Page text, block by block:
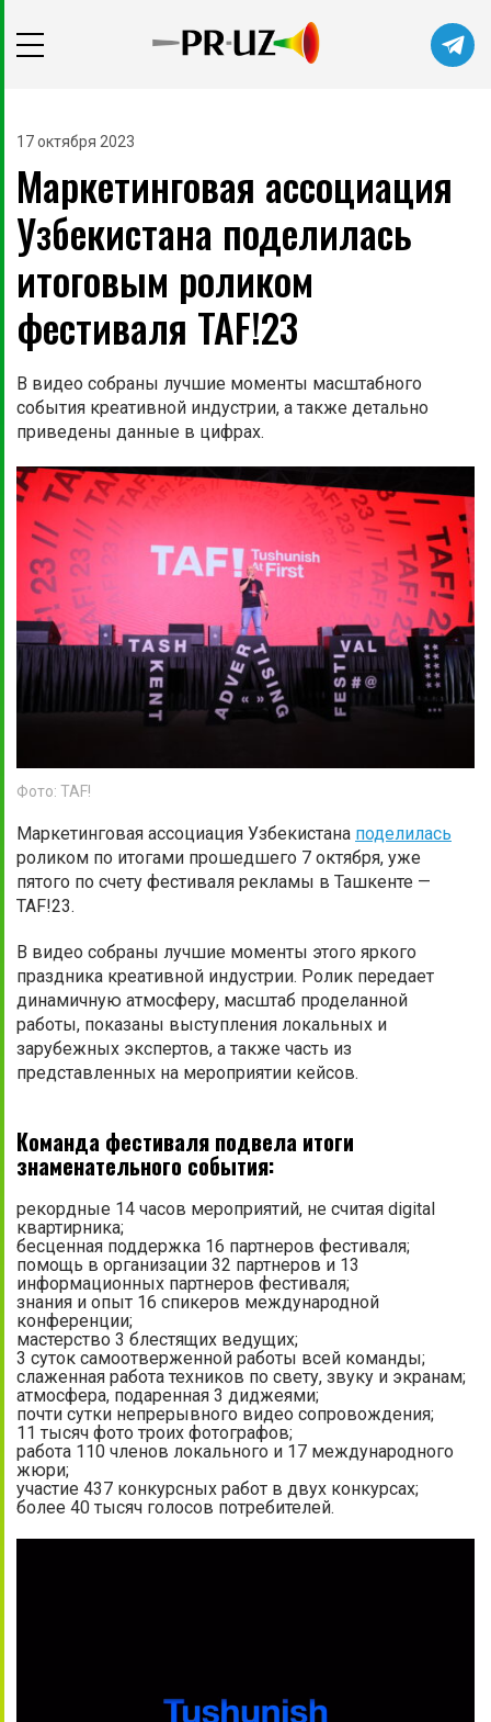
первыми в нашем Telegram-канале
Не сейчас Подписаться
17 октября 2023
Маркетинговая ассоциация
Узбекистана поделилась
итоговым роликом
фестиваля TAF!23
В видео собраны лучшие моменты масштабного
события креативной индустрии, а также детально
приведены данные в цифрах.
Фото: TAF!
Маркетинговая ассоциация Узбекистана поделилась
роликом по итогами прошедшего 7 октября, уже
пятого по счету фестиваля рекламы в Ташкенте —
TAF!23.
В видео собраны лучшие моменты этого яркого
праздника креативной индустрии. Ролик передает
динамичную атмосферу, масштаб проделанной
работы, показаны выступления локальных и
зарубежных экспертов, а также часть из
представленных на мероприятии кейсов.
Команда фестиваля подвела итоги
знаменательного события:
рекордные 14 часов мероприятий, не считая digital
квартирника;
бесценная поддержка 16 партнеров фестиваля;
помощь в организации 32 партнеров и 13
информационных партнеров фестиваля;
знания и опыт 16 спикеров международной
конференции;
мастерство 3 блестящих ведущих;
3 суток самоотверженной работы всей команды;
слаженная работа техников по свету, звуку и экранам;
атмосфера, подаренная 3 диджеями;
почти сутки непрерывного видео сопровождения;
11 тысяч фото троих фотографов;
работа 110 членов локального и 17 международного
жюри;
участие 437 конкурсных работ в двух конкурсах;
более 40 тысяч голосов потребителей.